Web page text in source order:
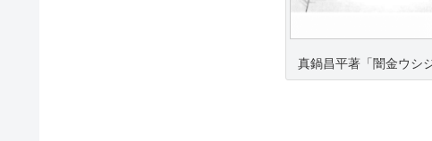
真鍋昌平著「闇金ウシ